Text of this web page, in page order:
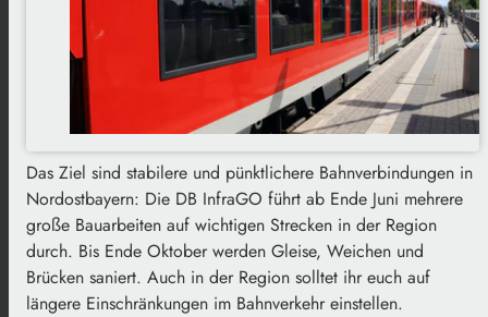
Das Ziel sind stabilere und pünktlichere Bahnverbindungen in
Nordostbayern: Die DB InfraGO führt ab Ende Juni mehrere
große Bauarbeiten auf wichtigen Strecken in der Region
durch. Bis Ende Oktober werden Gleise, Weichen und
Brücken saniert. Auch in der Region solltet ihr euch auf
längere Einschränkungen im Bahnverkehr einstellen.